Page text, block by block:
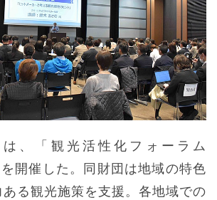
、「観光活性化フォーラム
開催した。同財団は地域の特色
る観光施策を支援。各地域での